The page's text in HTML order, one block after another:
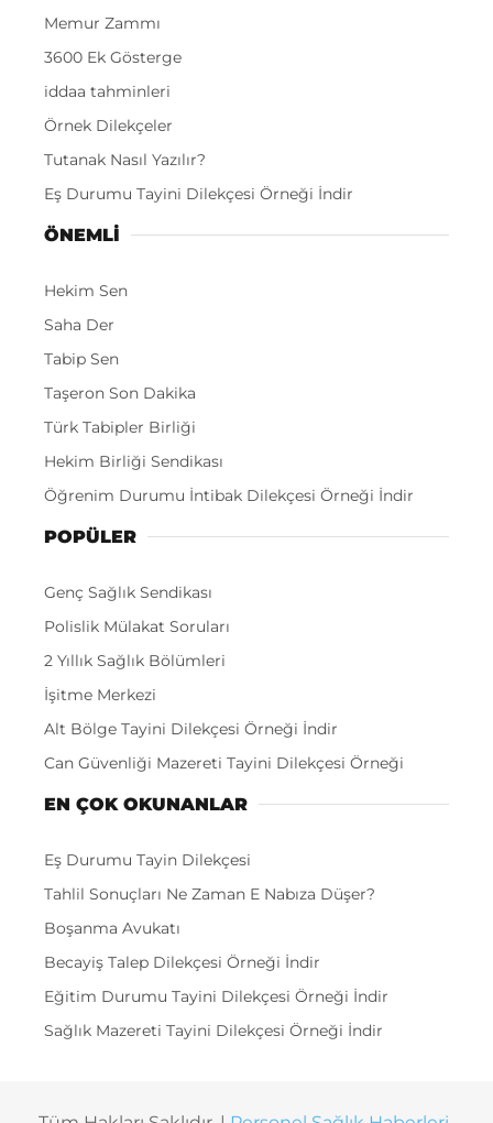
Memur Zammı
3600 Ek Gösterge
iddaa tahminleri
Örnek Dilekçeler
Tutanak Nasıl Yazılır?
Eş Durumu Tayini Dilekçesi Örneği İndir
ÖNEMLI
Hekim Sen
Saha Der
Tabip Sen
Taşeron Son Dakika
Türk Tabipler Birliği
Hekim Birliği Sendikası
Öğrenim Durumu İntibak Dilekçesi Örneği İndir
POPÜLER
Genç Sağlık Sendikası
Polislik Mülakat Soruları
2 Yıllık Sağlık Bölümleri
İşitme Merkezi
Alt Bölge Tayini Dilekçesi Örneği İndir
Can Güvenliği Mazereti Tayini Dilekçesi Örneği
EN ÇOK OKUNANLAR
Eş Durumu Tayin Dilekçesi
Tahlil Sonuçları Ne Zaman E Nabıza Düşer?
Boşanma Avukatı
Becayiş Talep Dilekçesi Örneği İndir
Eğitim Durumu Tayini Dilekçesi Örneği İndir
Sağlık Mazereti Tayini Dilekçesi Örneği İndir